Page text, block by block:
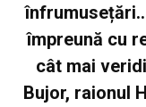
împreună cu
cât mai
Bujor, raionul